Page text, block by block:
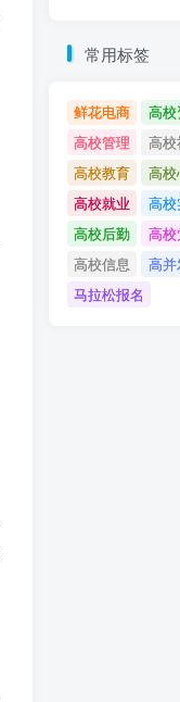
常用标签
鲜花电商 高
高校管理
高校
高校教育
高
高校就业
高
高校后勤
高
高校信息
高并
马拉松报名